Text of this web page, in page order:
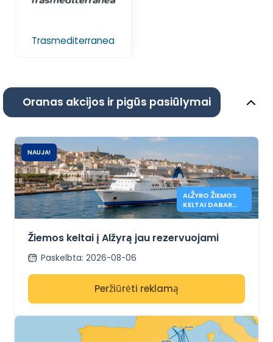
Trasmediterranea
Oranas akcijos ir pigūs pasiūlymai
NAUJA!
ALŽYRO ŽIEMOS
KELTAI DABAR
ATIDARYTI
Žiemos keltai į Alžyrą jau rezervuojami
Paskelbta: 2026-08-06
Peržiūrėti reklamą